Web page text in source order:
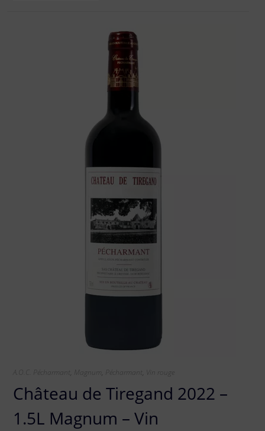
A.O.C. Pécharmant Magnum Pécharmant Vin rouge
Château de Tiregand 2022 –
1.5L Magnum – Vin